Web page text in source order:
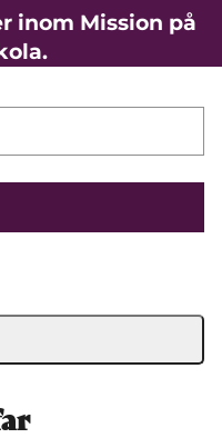
inom Mission på